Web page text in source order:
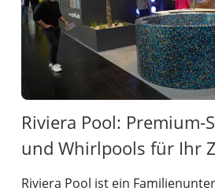
Riviera Pool: Premium-
und Whirlpools für Ihr
Riviera Pool ist ein